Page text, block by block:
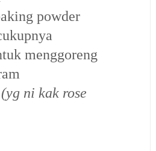
powder
menggoreng
ni kak rose